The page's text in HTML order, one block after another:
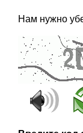
Нам нужно